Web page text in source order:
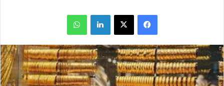
فيسبوك X لينكدإن